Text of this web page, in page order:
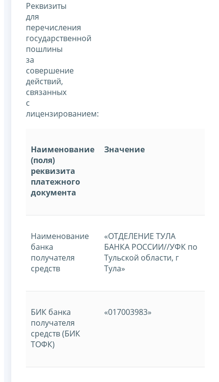
Реквизиты
для
перечисления
государственной
пошлины
за
совершение
действий,
связанных
с
лицензированием:
Наименование
(поля)
реквизита
платежного
документа
Значение
Наименование
банка
получателя
средств
«ОТДЕЛЕНИЕ ТУЛА
БАНКА РОССИИ//УФК по
Тульской области, г
Тула»
БИК банка
получателя
средств (БИК
ТОФК)
«017003983»